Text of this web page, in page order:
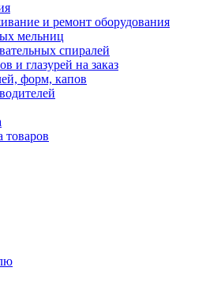
и ремонт оборудования
мельниц
спиралей
и глазурей на заказ
форм, капов
товаров